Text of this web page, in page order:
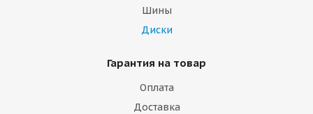
Шины
Диски
Гарантия на товар
Оплата
Доставка